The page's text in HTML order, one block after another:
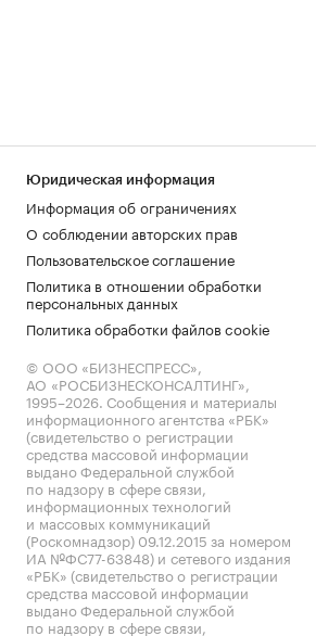
Юридическая информация
Информация об ограничениях
О соблюдении авторских прав
Пользовательское соглашение
Политика в отношении обработки
персональных данных
Политика обработки файлов cookie
© ООО «БИЗНЕСПРЕСС»,
АО «РОСБИЗНЕСКОНСАЛТИНГ»,
1995–2026. Сообщения и материалы
информационного агентства «РБК»
(свидетельство о регистрации
средства массовой информации
выдано Федеральной службой
по надзору в сфере связи,
информационных технологий
и массовых коммуникаций
(Роскомнадзор) 09.12.2015 за номером
ИА №ФС77-63848) и сетевого издания
«РБК» (свидетельство о регистрации
средства массовой информации
выдано Федеральной службой
по надзору в сфере связи,